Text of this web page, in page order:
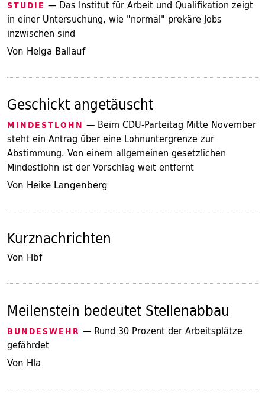
STUDIE — Das Institut für Arbeit und Qualifikation zeigt
in einer Untersuchung, wie "normal" prekäre Jobs
inzwischen sind
Von Helga Ballauf
Geschickt angetäuscht
MINDESTLOHN — Beim CDU-Parteitag Mitte November
steht ein Antrag über eine Lohnuntergrenze zur
Abstimmung. Von einem allgemeinen gesetzlichen
Mindestlohn ist der Vorschlag weit entfernt
Von Heike Langenberg
Kurznachrichten
Von Hbf
Meilenstein bedeutet Stellenabbau
BUNDESWEHR — Rund 30 Prozent der Arbeitsplätze
gefährdet
Von Hla